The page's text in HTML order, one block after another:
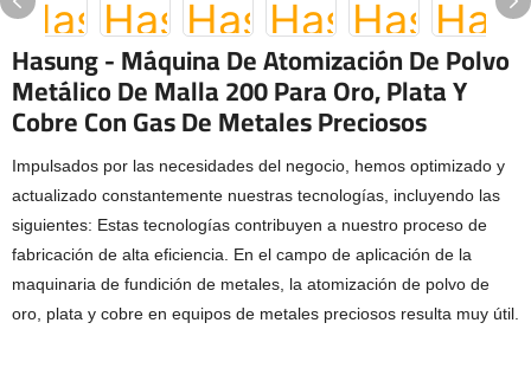
Hasung - Máquina De Atomización De Polvo
Metálico De Malla 200 Para Oro, Plata Y
Cobre Con Gas De Metales Preciosos
Impulsados ​​por las necesidades del negocio, hemos optimizado y
actualizado constantemente nuestras tecnologías, incluyendo las
siguientes: Estas tecnologías contribuyen a nuestro proceso de
fabricación de alta eficiencia. En el campo de aplicación de la
maquinaria de fundición de metales, la atomización de polvo de
oro, plata y cobre en equipos de metales preciosos resulta muy útil.